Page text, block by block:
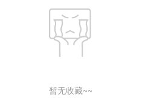
暂无收藏~~